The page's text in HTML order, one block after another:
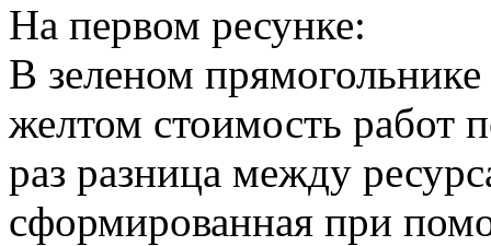
На первом ресунке:
В зеленом
желтом стоимость работ
раз разница между
сформированная при